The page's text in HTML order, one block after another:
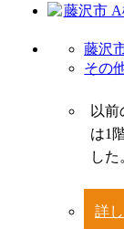
藤沢
その
以
は1
した
詳